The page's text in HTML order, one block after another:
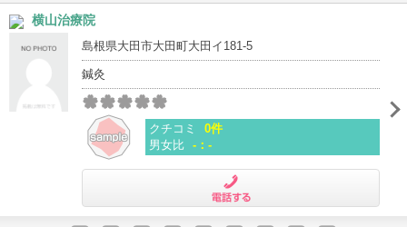
ホームペ
ージ
動画 写真 女医 駐車場
クレジッ
入院 予約 急患
横山治療院
島根県大田市大田町大田イ181-5
鍼灸
クチコミ
0件
男女比 -：-